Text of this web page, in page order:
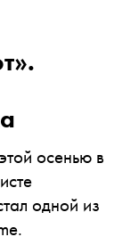
осенью в
одной из